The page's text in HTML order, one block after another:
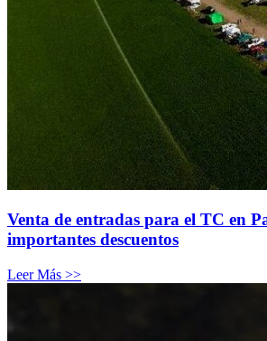
Venta de entradas para el TC en
importantes descuentos
Leer Más >>